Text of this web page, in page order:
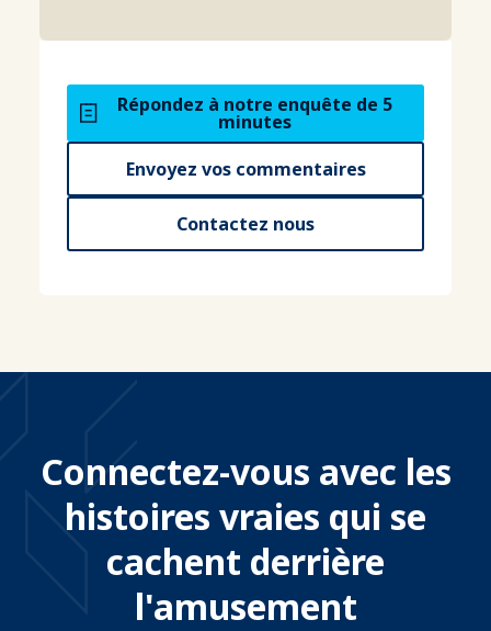
Répondez à notre enquête de 5
minutes
Envoyez vos commentaires
Contactez nous
Connectez-vous avec les
histoires vraies qui se
cachent derrière
l'amusement